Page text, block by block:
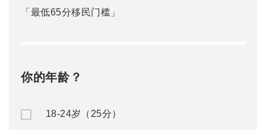
「最低65分移民门槛」
你的年龄？
18-24岁（25分）